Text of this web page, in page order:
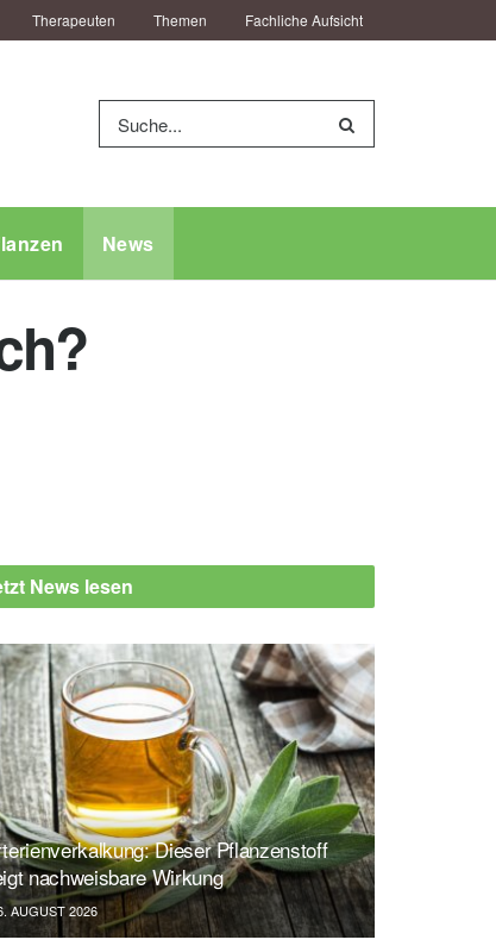
Therapeuten Themen Fachliche Aufsicht
News
News lesen
Dieser Pflanzenstoff
nachweisbare Wirkung
AUGUST 2026